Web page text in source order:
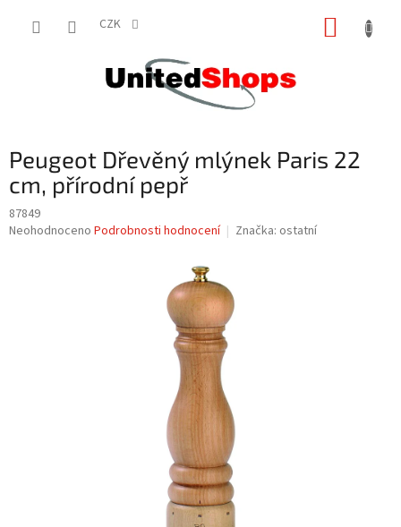
CZK
Peugeot Dřevěný mlýnek Paris 22
cm, přírodní pepř
87849
Průměrné
Neohodnoceno Podrobnosti hodnocení Značka: ostatní